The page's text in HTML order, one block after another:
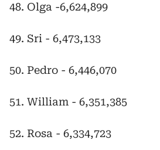
48. Olga -6,624,899
49. Sri - 6,473,133
50. Pedro - 6,446,070
51. William - 6,351,385
52. Rosa - 6,334,723